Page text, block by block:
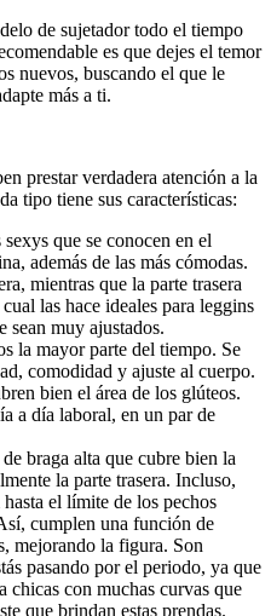
de sujetador todo el tiempo
es que dejes el temor
nuevos, buscando el que le
más a ti.
prestar verdadera atención a la
tipo tiene sus características:
sexys que se conocen en el
además de las más cómodas.
mientras que la parte trasera
las hace ideales para leggins
sean muy ajustados.
la mayor parte del tiempo. Se
comodidad y ajuste al cuerpo.
bien el área de los glúteos.
a día laboral, en un par de
braga alta que cubre bien la
la parte trasera. Incluso,
el límite de los pechos
cumplen una función de
mejorando la figura. Son
pasando por el periodo, ya que
chicas con muchas curvas que
que brindan estas prendas.